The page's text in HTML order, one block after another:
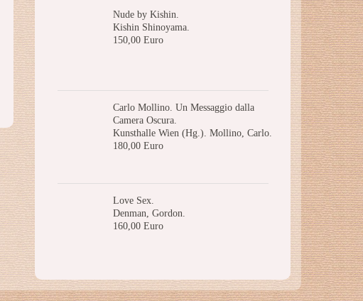
Nude by Kishin.
Kishin Shinoyama.
150,00 Euro
Carlo Mollino. Un Messaggio dalla
Camera Oscura.
Kunsthalle Wien (Hg.). Mollino, Carlo.
180,00 Euro
Love Sex.
Denman, Gordon.
160,00 Euro